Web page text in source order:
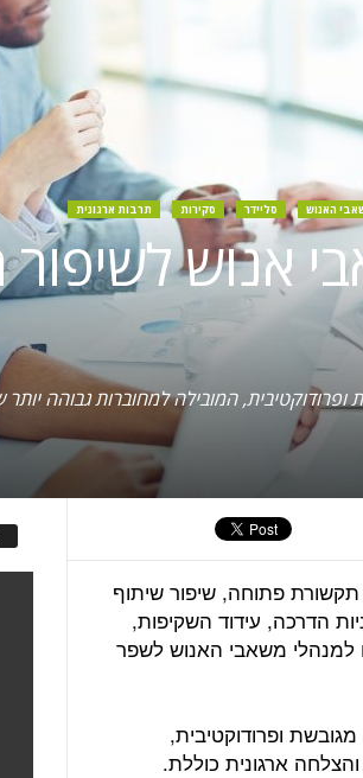
האנוש סליידר סקירות תרבות ארגונית
אנוש
המובילה למחוברות גבוהה יותר
פתוחה, שיפור שיתוף
הדרכה, עידוד השקיפות,
למנהלי משאבי האנוש לשפר
ופרודוקטיבית,
ארגונית כוללת.